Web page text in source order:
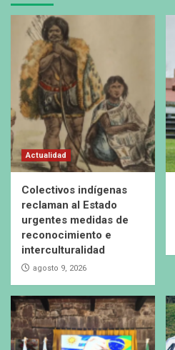
Actualidad
Colectivos indígenas
reclaman al Estado
urgentes medidas de
reconocimiento e
interculturalidad
agosto 9, 2026